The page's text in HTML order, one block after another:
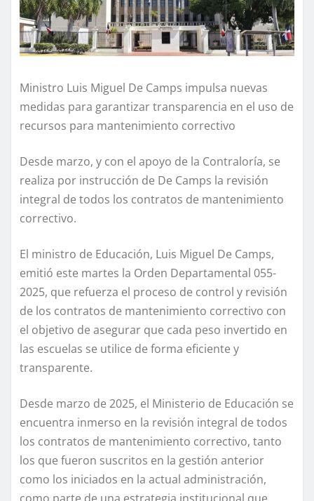
Ministro Luis Miguel De Camps impulsa nuevas
medidas para garantizar transparencia en el uso de
recursos para mantenimiento correctivo
Desde marzo, y con el apoyo de la Contraloría, se
realiza por instrucción de De Camps la revisión
integral de todos los contratos de mantenimiento
correctivo.
El ministro de Educación, Luis Miguel De Camps,
emitió este martes la Orden Departamental 055-
2025, que refuerza el proceso de control y revisión
de los contratos de mantenimiento correctivo con
el objetivo de asegurar que cada peso invertido en
las escuelas se utilice de forma eficiente y
transparente.
Desde marzo de 2025, el Ministerio de Educación se
encuentra inmerso en la revisión integral de todos
los contratos de mantenimiento correctivo, tanto
los que fueron suscritos en la gestión anterior
como los iniciados en la actual administración,